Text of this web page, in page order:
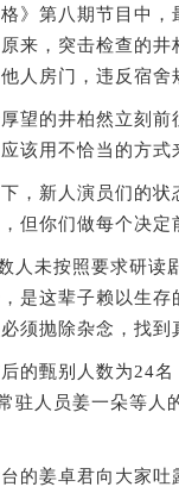
第八期节目中，
来，突击检查的
人房门，违反宿舍
的井柏然立刻前
该用不恰当的方式
新人演员们的状
但你们做每个决
未按照要求研读剧
是这辈子赖以生
须抛除杂念，找到
甄别人数为24名
驻人员姜一朵等人
姜卓君向大家吐